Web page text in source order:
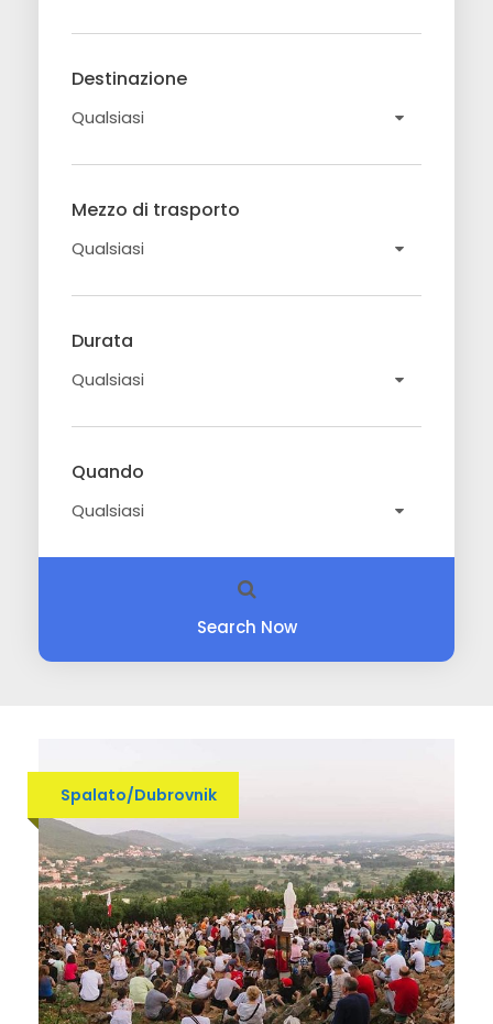
Destinazione
Mezzo di trasporto
Durata
Quando
Search Now
Spalato/Dubrovnik